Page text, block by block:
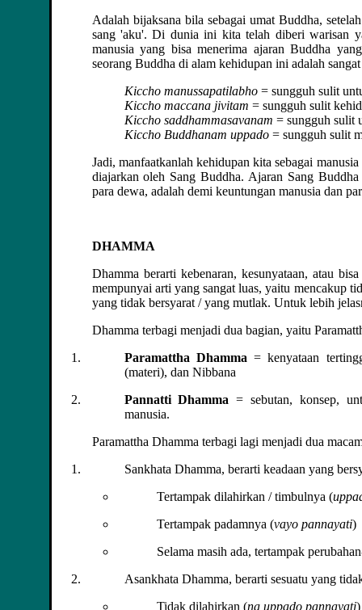
Adalah bijaksana bila sebagai umat Buddha,
sang 'aku'. Di dunia ini kita telah diberi warisan
manusia yang bisa menerima ajaran Buddha
seorang Buddha di alam kehidupan ini adalah
Kiccho manussapatilabho= sungguh sulit
Kiccho maccana jivitam = sungguh sulit
Kiccho saddhammasavanam = sungguh sulit
Kiccho Buddhanam uppado= sungguh sulit
Jadi, manfaatkanlah kehidupan kita sebagai
diajarkan oleh Sang Buddha. Ajaran Sang
para dewa, adalah demi keuntungan manusia dan
DHAMMA
Dhamma berarti kebenaran, kesunyataan, atau
mempunyai arti yang sangat luas, yaitu mencakup
yang tidak bersyarat / yang mutlak. Untuk lebih
Dhamma terbagi menjadi dua bagian, yaitu
Paramattha Dhamma = kenyataan
(materi), dan Nibbana
Pannatti Dhamma = sebutan, konsep,
manusia.
Paramattha Dhamma terbagi lagi menjadi dua
Sankhata Dhamma, berarti keadaan yang
Tertampak dilahirkan / timbulnya (
Tertampak padamnya (vayo pannayati)
Selama masih ada, tertampak
Asankhata Dhamma, berarti sesuatu yang
Tidak dilahirkan (na uppado pannayati)